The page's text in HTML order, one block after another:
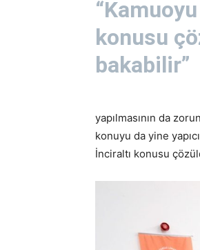
konusu
bakabilir”
yapılmasının da
konuyu da yine
İnciraltı konusu